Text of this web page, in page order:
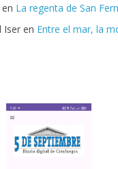
en La regenta de San
Iser en Entre el mar, la